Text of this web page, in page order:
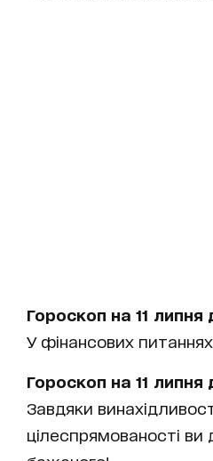
Гороскоп на 11 липня
У фінансових
Гороскоп на 11 липня
Завдяки
цілеспрямованості ви